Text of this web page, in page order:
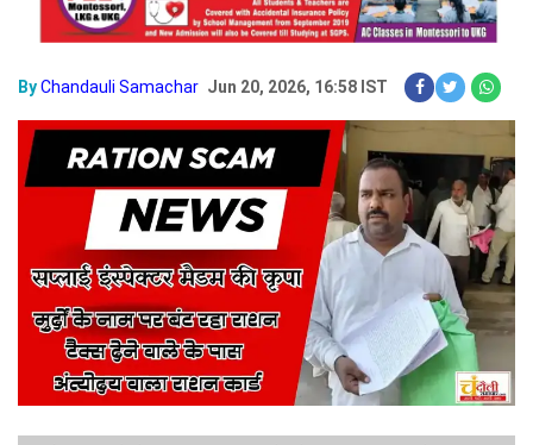
ByChandauli Samachar Jun 20, 2026, 16:58 IST